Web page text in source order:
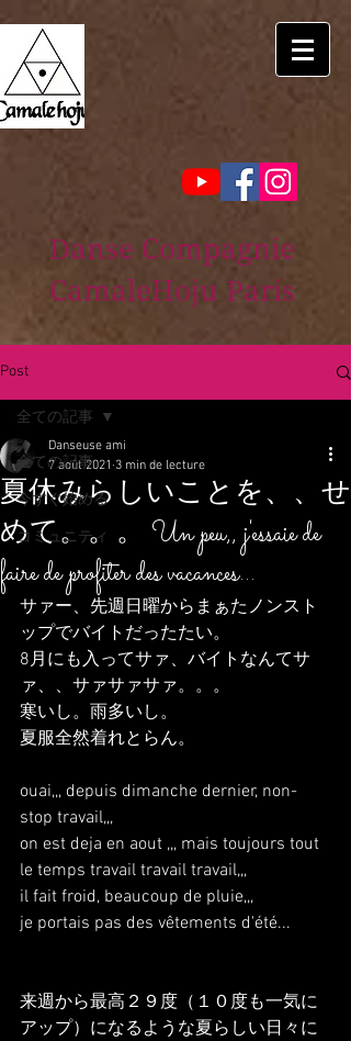
Danse Compagnie
CamaleHoju Paris
Post
全ての記事
今すぐ始める
コミュニティ
全ての記事
夏休みらしいことを、、せ
めて。。。 Un peu,, j'essaie de
faire de profiter des vacances...
Danseuse ami
7 août 2021 3 min de lecture
サァー、先週日曜からまぁたノンスト
ップでバイトだったたい。
8月にも入ってサァ、バイトなんてサ
ァ、、サァサァサァ。。。
寒いし。雨多いし。
夏服全然着れとらん。
ouai,,, depuis dimanche dernier, non-
stop travail,,,
on est deja en aout ,,, mais toujours tout
le temps travail travail travail,,,
il fait froid, beaucoup de pluie,,,
je portais pas des vêtements d'été...
来週から最高２９度（１０度も一気に
アップ）になるような夏らしい日々に